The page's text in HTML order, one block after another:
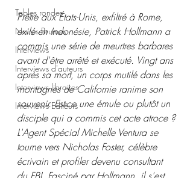
Tables rondes
Noires Brumes
Interviews
Interviews d'auteurs
Interviews libraires
Interviews Editeurs
Prêtre aux États-Unis, exfiltré à Rome,
exilé en Indonésie, Patrick Hollmann a
commis une série de meurtres barbares
avant d'être arrêté et exécuté. Vingt ans
après sa mort, un corps mutilé dans les
montagnes de Californie ranime son
souvenir. Est-ce une émule ou plutôt un
disciple qui a commis cet acte atroce ?
L'Agent Spécial Michelle Ventura se
tourne vers Nicholas Foster, célèbre
écrivain et profiler devenu consultant
du FBI. Fasciné par Hollmann, il s'est